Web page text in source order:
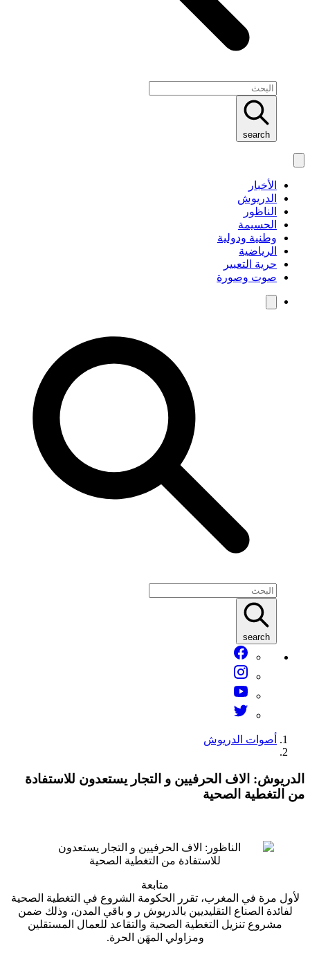
search
الأخبار
الدريوش
الناظور
الحسيمة
وطنية ودولية
الرياضية
حرية التعبير
صوت وصورة
search
أصوات الدريوش
الاف الحرفيين و التجار يستعدون للاستفادة
التغطية الصحية
متابعة
لأول مرة في المغرب، تقرر الحكومة الشروع في التغطية الصحية
لفائدة الصناع التقليديين بالدريوش ر و باقي المدن، وذلك ضمن
مشروع تنزيل التغطية الصحية والتقاعد للعمال المستقلين
ومزاولي المهَن الحرة.